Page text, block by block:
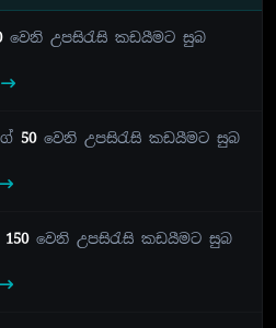
වෙනි උපසිරැසි කඩයීමට සුබ
50වෙනි උපසිරැසි කඩයීමට සුබ
150වෙනි උපසිරැසි කඩයීමට සුබ